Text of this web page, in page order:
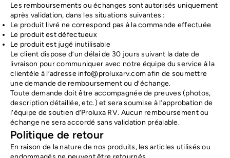
Les remboursements ou échanges sont autorisés uniquement
après validation, dans les situations suivantes :
Le produit livré ne correspond pas à la commande effectuée
Le produit est défectueux
Le produit est jugé inutilisable
Le client dispose d’un délai de 30 jours suivant la date de
livraison pour communiquer avec notre équipe du service à la
clientèle à l’adresse info@proluxarv.comafin de soumettre
une demande de remboursement ou d’échange.
Toute demande doit être accompagnée de preuves (photos,
description détaillée, etc.) et sera soumise à l’approbation de
l’équipe de soutien d’Proluxa RV. Aucun remboursement ou
échange ne sera accordé sans validation préalable.
Politique de retour
En raison de la nature de nos produits, les articles utilisés ou